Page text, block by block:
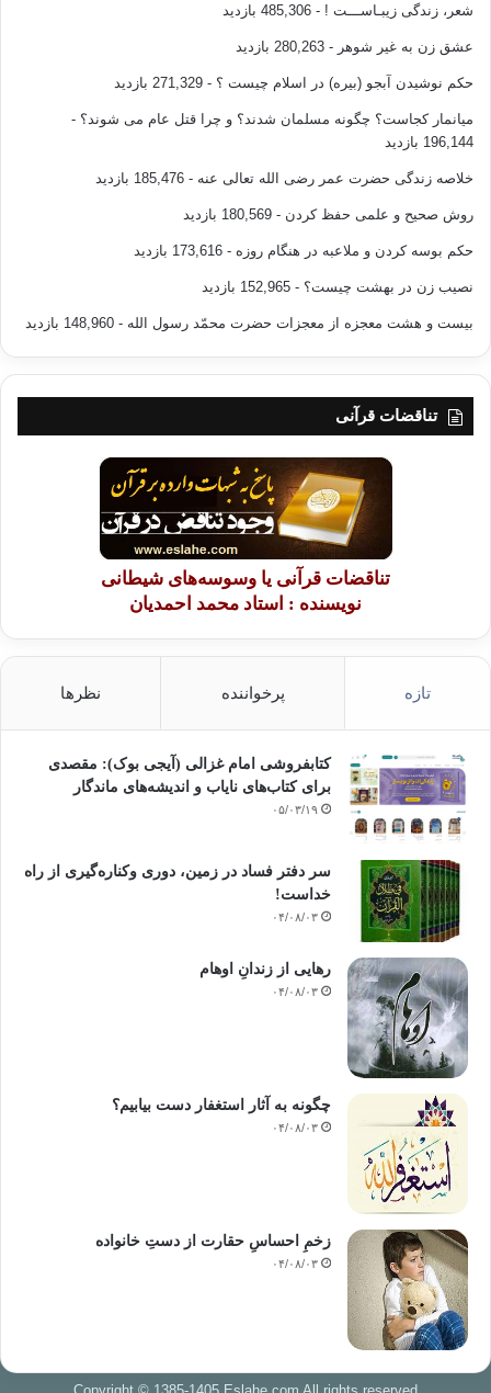
شعر، زندگی زیبـاســـت ! - 485,306 بازدید
عشق زن به غیر شوهر - 280,263 بازدید
حکم نوشیدن آبجو (بیره) در اسلام چیست ؟ - 271,329 بازدید
میانمار کجاست؟ چگونه مسلمان شدند؟ و چرا قتل عام می شوند؟ -
196,144 بازدید
خلاصه زندگی حضرت عمر رضی الله تعالی عنه - 185,476 بازدید
روش صحیح و علمی حفظ کردن - 180,569 بازدید
حکم بوسه کردن و ملاعبه در هنگام روزه - 173,616 بازدید
نصیب زن در بهشت چیست؟ - 152,965 بازدید
بیست و هشت معجزه از معجزات حضرت محمّد رسول الله - 148,960 بازدید
تناقضات قرآنی
تناقضات قرآنی یا وسوسه‌های شیطانی
نویسنده : استاد محمد احمدیان
تازه پرخواننده نظرها
کتابفروشی امام غزالی (آیجی بوک): مقصدی
برای کتاب‌های نایاب و اندیشه‌های ماندگار
۰۵/۰۳/۱۹
سر دفتر فساد در زمین‌، دوری وکناره‌گیری از راه
خداست‌!
۰۴/۰۸/۰۳
رهایی از زندانِ اوهام
۰۴/۰۸/۰۳
چگونه به آثار استغفار دست بیابیم؟
۰۴/۰۸/۰۳
زخمِ احساسِ حقارت از دستِ خانواده
۰۴/۰۸/۰۳